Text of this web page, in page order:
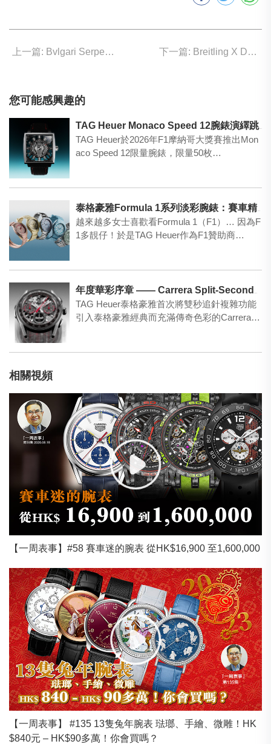
上一篇: Bvlgari Serpenti 神秘靈蛇 強大氣場 下一篇: Breitling X Deus Ex Machina 騎電單車戴甚麽表？
您可能感興趣的
TAG Heuer Monaco Speed 12腕錶演繹跳時新章
TAG Heuer於2026年F1摩納哥大獎賽推出Mon
aco Speed 12限量腕錶，限量50枚…
泰格豪雅Formula 1系列淡彩腕錶：賽車精神與太陽能技術的全新演繹
越來越多女士喜歡看Formula 1（F1）… 因為F
1多靚仔！於是TAG Heuer作為F1贊助商…
年度華彩序章 —— Carrera Split-Seconds Chronograph追針計時腕表
TAG Heuer泰格豪雅首次將雙秒追針複雜功能
引入泰格豪雅經典而充滿傳奇色彩的Carrera
相關視頻
【一周表事】#58 賽車迷的腕表 從HK$16,900 至1,600,000
【一周表事】 #135 13隻兔年腕表 琺瑯、手繪、微雕！HK
$840元 – HK$90多萬！你會買嗎？